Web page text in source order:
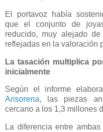
El portavoz había
que el conjunto de
reducido, muy alejado
reflejadas en la valoración
La tasación multiplica
inicialmente
Según el informe
Ansorena, las piezas
cercano a los 1,3 millones
La diferencia entre